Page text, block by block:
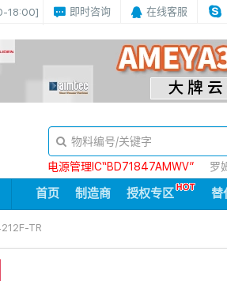
18:00] 即时咨询 在线客服
电源管理IC“BD71847AMWV”
罗
首页 制造商 授权专区 替
TR